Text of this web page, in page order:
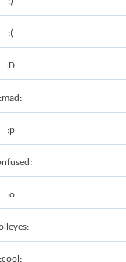
:(
:D
:mad:
:p
:o
:cool: